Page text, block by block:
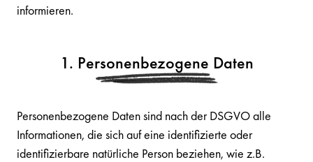
informieren.
1. Personenbezogene Daten
Personenbezogene Daten sind nach der DSGVO alle
Informationen, die sich auf eine identifizierte oder
identifizierbare natürliche Person beziehen, wie z.B.